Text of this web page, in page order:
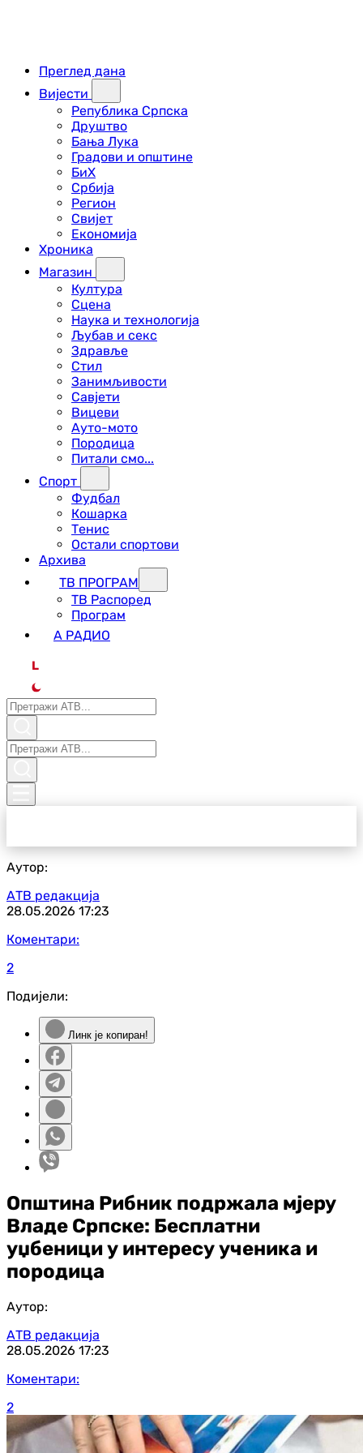
Преглед дана
Вијести
Република Српска
Друштво
Бања Лука
Градови и општине
БиХ
Србија
Регион
Свијет
Економија
Хроника
Магазин
Култура
Сцена
Наука и технологија
Љубав и секс
Здравље
Стил
Занимљивости
Савјети
Вицеви
Ауто-мото
Породица
Питали смо...
Спорт
Фудбал
Кошарка
Тенис
Остали спортови
Архива
ТВ ПРОГРАМ
ТВ Распоред
Програм
А РАДИО
L
Аутор:
АТВ редакција
28.05.2026 17:23
Коментари:
2
Подијели:
Линк је копиран!
Општина Рибник подржала мјеру
Владе Српске: Бесплатни
уџбеници у интересу ученика и
породица
Аутор:
АТВ редакција
28.05.2026 17:23
Коментари:
2